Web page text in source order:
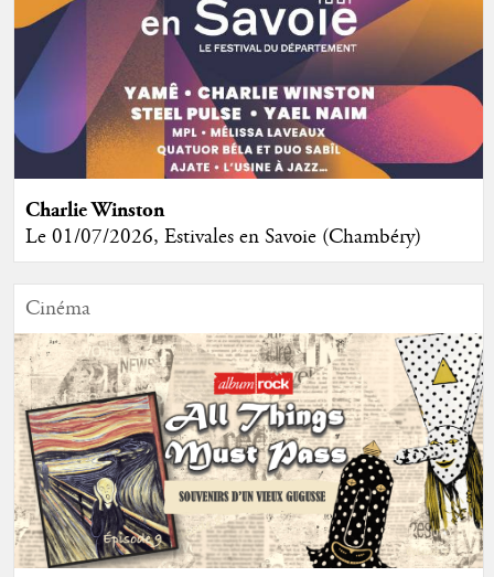
Charlie Winston
Le 01/07/2026, Estivales en Savoie (Chambéry)
Cinéma